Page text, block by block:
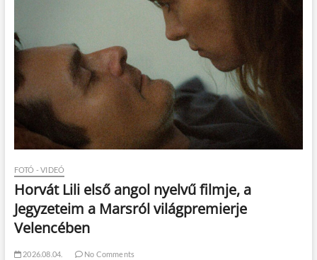
FOTÓ - VIDEÓ
Horvát Lili első angol nyelvű filmje, a
Jegyzeteim a Marsról világpremierje
Velencében
2026.08.04. No Comments